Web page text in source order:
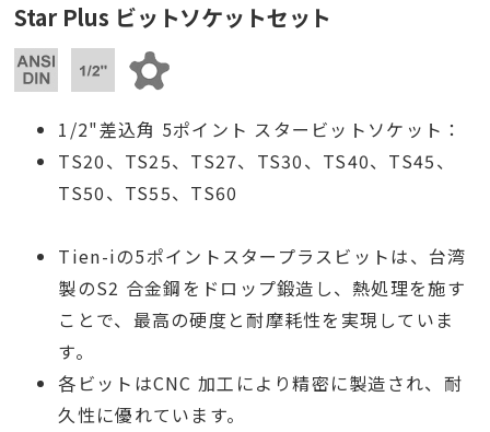
Star Plus ビットソケットセット
1/2"差込角 5ポイント スタービットソケット：
TS20、TS25、TS27、TS30、TS40、TS45、
TS50、TS55、TS60
Tien-iの5ポイントスタープラスビットは、台湾
製のS2 合金鋼をドロップ鍛造し、熱処理を施す
ことで、最高の硬度と耐摩耗性を実現していま
す。
各ビットはCNC 加工により精密に製造され、耐
久性に優れています。